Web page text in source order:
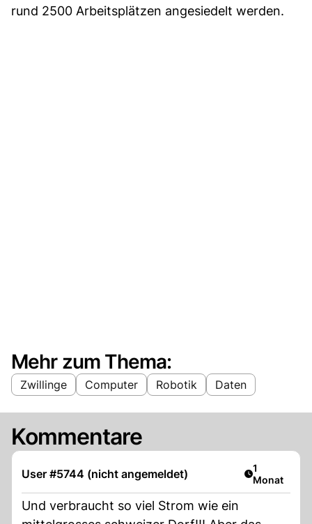
rund 2500 Arbeitsplätzen angesiedelt werden.
Mehr zum Thema:
Zwillinge Computer Robotik Daten
Kommentare
User #5744 (nicht angemeldet) Artikel
1
Monat
Und verbraucht so viel Strom wie ein